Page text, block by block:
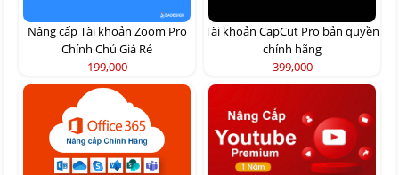
Nâng cấp Tài khoản Zoom Pro
Chính Chủ Giá Rẻ
199,000
Tài khoản CapCut Pro bản quyền
chính hãng
399,000